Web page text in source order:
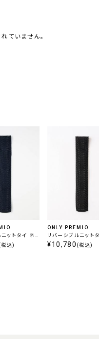
ていません。
ニットタイ ネ
税込)
ONLY PREMIO
リバーシブルニット
ラック
¥10,780 (税込)